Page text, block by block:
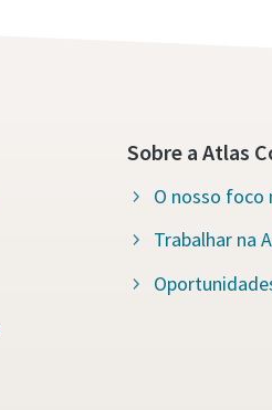
Sobre a Atlas
O nosso foco
Trabalhar na